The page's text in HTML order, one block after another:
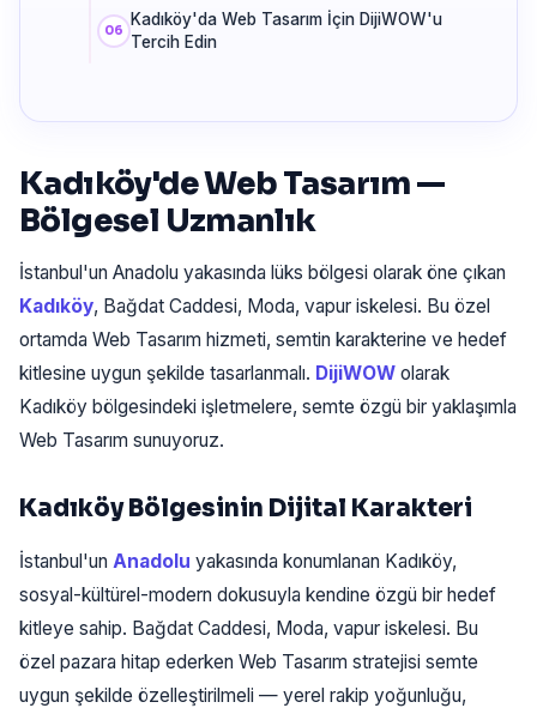
Kadıköy'da Web Tasarım İçin DijiWOW'u
Tercih Edin
Kadıköy'de Web Tasarım —
Bölgesel Uzmanlık
İstanbul'un Anadolu yakasında lüks bölgesi olarak öne çıkan
Kadıköy, Bağdat Caddesi, Moda, vapur iskelesi. Bu özel
ortamda Web Tasarım hizmeti, semtin karakterine ve hedef
kitlesine uygun şekilde tasarlanmalı. DijiWOW olarak
Kadıköy bölgesindeki işletmelere, semte özgü bir yaklaşımla
Web Tasarım sunuyoruz.
Kadıköy Bölgesinin Dijital Karakteri
İstanbul'un Anadolu yakasında konumlanan Kadıköy,
sosyal-kültürel-modern dokusuyla kendine özgü bir hedef
kitleye sahip. Bağdat Caddesi, Moda, vapur iskelesi. Bu
özel pazara hitap ederken Web Tasarım stratejisi semte
uygun şekilde özelleştirilmeli — yerel rakip yoğunluğu,